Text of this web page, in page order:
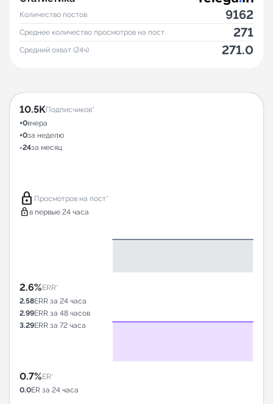
Количество постов 9162
Среднее количество просмотров на пост 271
Средний охват (24ч) 271.0
10.5KПодписчиков*
+0вчера
+0за неделю
-24за месяц
lock Просмотров на пост*
lock в первые 24 часа
2.6%ERR*
2.58ERR за 24 часа
2.99ERR за 48 часов
3.29ERR за 72 часа
0.7%ER*
0.0ER за 24 часа